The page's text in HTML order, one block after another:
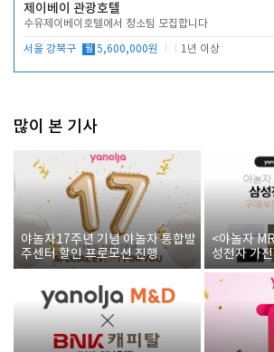
제이베이 관광호텔
수유제이베이호텔에서 청소팀 모집합니다
서울 강북구 월 5,600,000원 1년 이상
많이 본 기사
야놀자17주년 기념 야놀자 통합발
주센터 할인 프로모션 진행
<야놀자
성전자 가